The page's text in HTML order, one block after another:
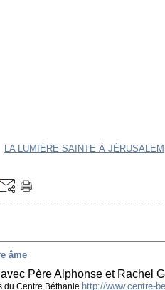
LA LUMIÈRE SAINTE À JÉRUSALEM
âme
Père Alphonse et Rachel
du Centre Béthanie http://www.centre-